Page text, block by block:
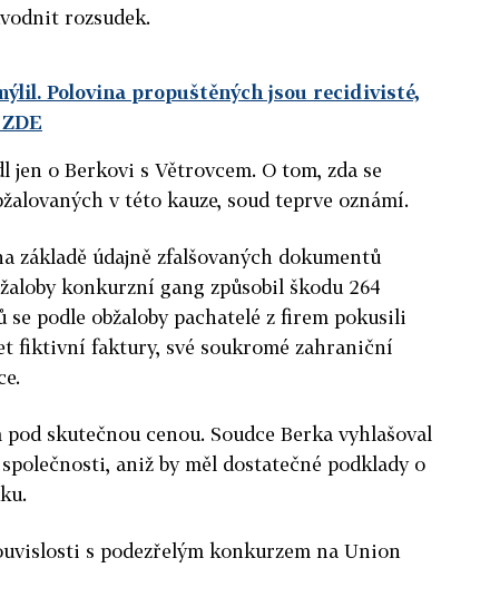
rozsudek.
Polovina propuštěných jsou recidivisté,
jen o Berkovi s Větrovcem. O tom, zda se
v této kauze, soud teprve oznámí.
základě údajně zfalšovaných dokumentů
konkurzní gang způsobil škodu 264
podle obžaloby pachatelé z firem pokusili
fiktivní faktury, své soukromé zahraniční
skutečnou cenou. Soudce Berka vyhlašoval
aniž by měl dostatečné podklady o
s podezřelým konkurzem na Union